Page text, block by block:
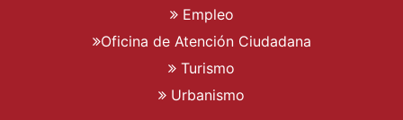
Empleo
Oficina de Atención Ciudadana
Turismo
Urbanismo